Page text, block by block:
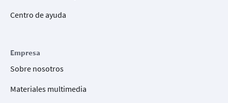
Centro de ayuda
Empresa
Sobre nosotros
Materiales multimedia